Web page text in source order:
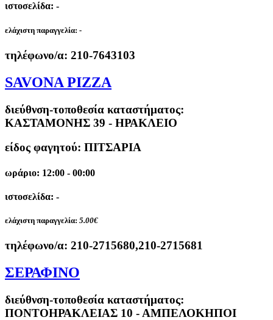
ιστοσελίδα: -
ελάχιστη παραγγελία: -
τηλέφωνο/α: 210-7643103
SAVONA PIZZA
διεύθνση-τοποθεσία καταστήματος:
ΚΑΣΤΑΜΟΝΗΣ 39 - ΗΡΑΚΛΕΙΟ
είδος φαγητού: ΠΙΤΣΑΡΙΑ
ωράριο: 12:00 - 00:00
ιστοσελίδα: -
ελάχιστη παραγγελία: 5.00€
τηλέφωνο/α: 210-2715680,210-2715681
ΣΕΡΑΦΙΝΟ
διεύθνση-τοποθεσία καταστήματος:
ΠΟΝΤΟΗΡΑΚΛΕΙΑΣ 10 - ΑΜΠΕΛΟΚΗΠΟΙ